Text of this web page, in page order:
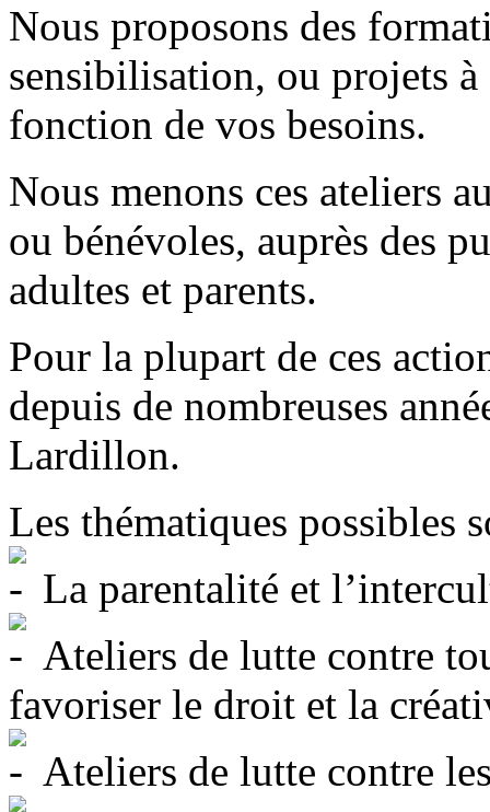
Nous proposons des
sensibilisation, ou projets
fonction de vos besoins.
Nous menons ces ateliers
ou bénévoles, auprès des
adultes et parents.
Pour la plupart de ces
depuis de nombreuses
Lardillon.
Les thématiques possibles
La parentalité et
Ateliers de lutte contre
favoriser le droit et la
Ateliers de lutte contre